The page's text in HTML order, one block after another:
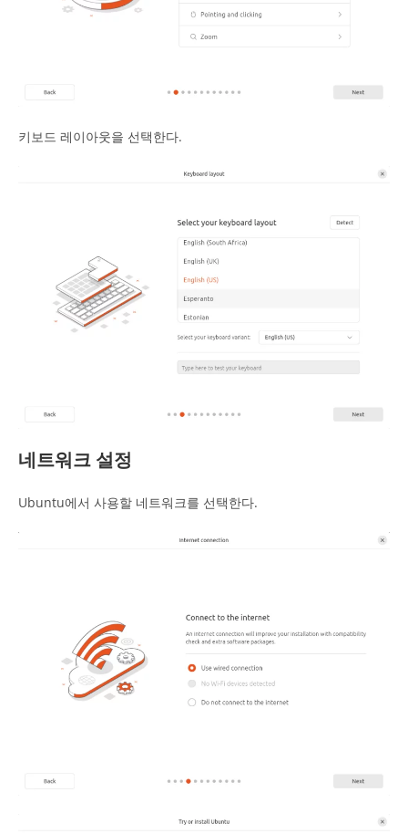
키보드 레이아웃을 선택한다.
네트워크 설정
Ubuntu에서 사용할 네트워크를 선택한다.